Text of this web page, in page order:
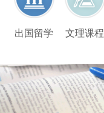
出国留学 文理课程